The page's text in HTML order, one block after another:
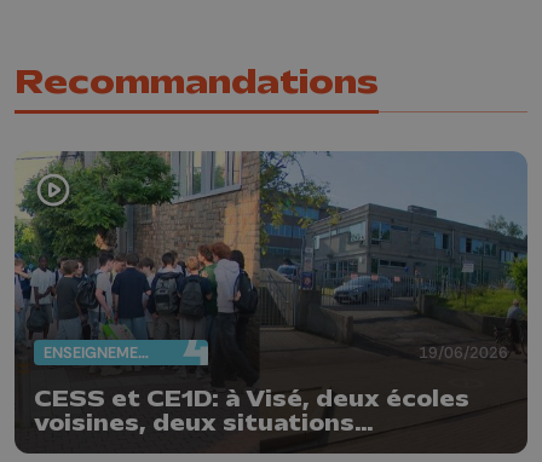
Recommandations
ENSEIGNEMENT 19/06/2026
CESS et CE1D: à Visé, deux écoles
voisines, deux situations
différentes